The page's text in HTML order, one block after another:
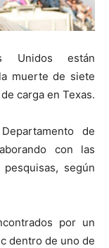
Unidos están
muerte de siete
carga en Texas.
de
con las
según
por un
dentro de uno de